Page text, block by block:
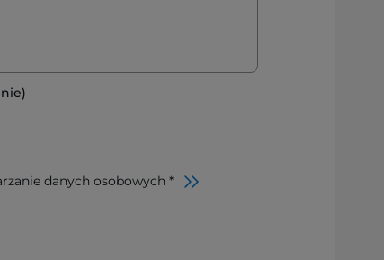
danych osobowych *